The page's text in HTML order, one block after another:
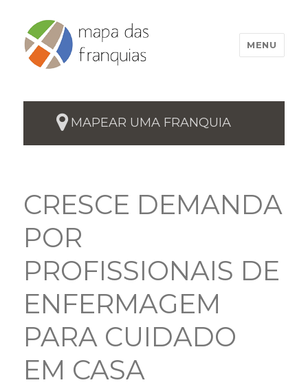
MENU
MAPEAR UMA FRANQUIA
CRESCE DEMANDA
POR
PROFISSIONAIS DE
ENFERMAGEM
PARA CUIDADO
EM CASA